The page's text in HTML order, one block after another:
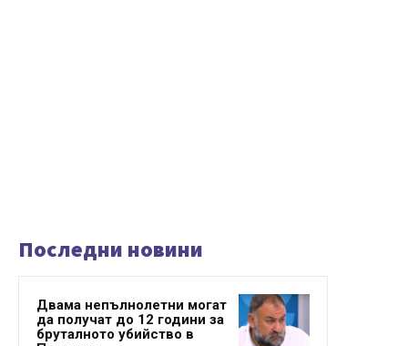
Последни новини
Двама непълнолетни могат
да получат до 12 години за
бруталното убийство в